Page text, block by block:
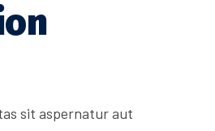
sit aspernatur aut